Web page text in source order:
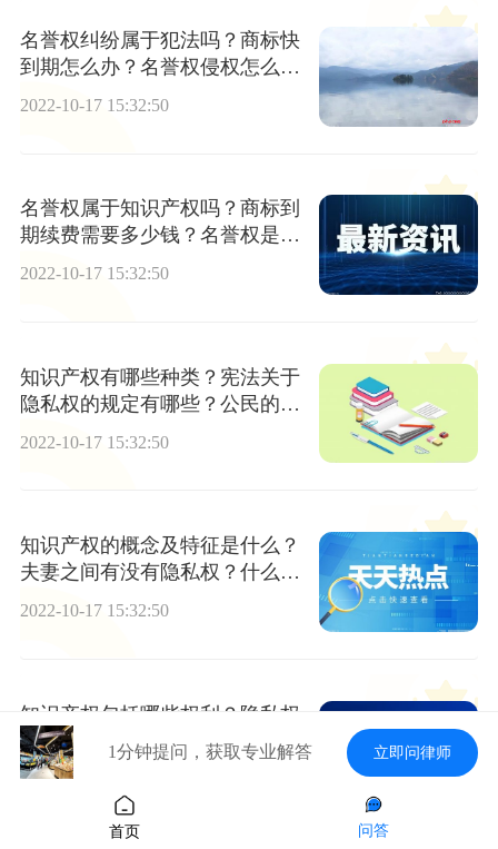
名誉权纠纷属于犯法吗？商标快
到期怎么办？名誉权侵权怎么解
决？
2022-10-17 15:32:50
名誉权属于知识产权吗？商标到
期续费需要多少钱？名誉权是什
么？
2022-10-17 15:32:50
知识产权有哪些种类？宪法关于
隐私权的规定有哪些？公民的人
2022-10-17 15:32:50
知识产权的概念及特征是什么？
夫妻之间有没有隐私权？什么是
隐私？
2022-10-17 15:32:50
知识产权包括哪些权利？隐私权
包括哪些权利？个人生活自由属
不属于个人隐私权？
2022-10-17 15:32:50
1分钟提问，获取专业解答 立即问律师
首页 问答